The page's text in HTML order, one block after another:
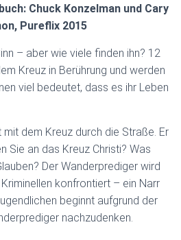
Chuck Konzelman und Cary
Pureflix 2015
– aber wie viele finden ihn? 12
Kreuz in Berührung und werden
viel bedeutet, dass es ihr Leben
dem Kreuz durch die Straße. Er
Sie an das Kreuz Christi? Was
Der Wanderprediger wird
konfrontiert – ein Narr
beginnt aufgrund der
nachzudenken.